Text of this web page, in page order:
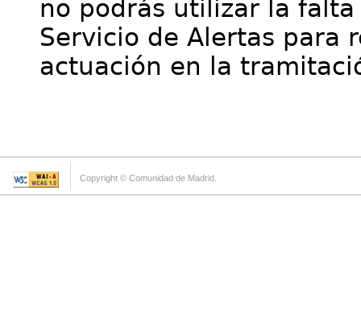
no podrás utilizar la
Servicio de Alertas para
actuación en la
Copyright © Comunidad de Madrid.